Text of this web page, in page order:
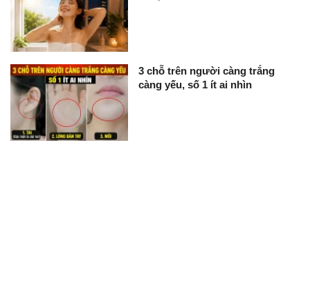
3 chỗ trên người càng trắng
càng yếu, số 1 ít ai nhìn